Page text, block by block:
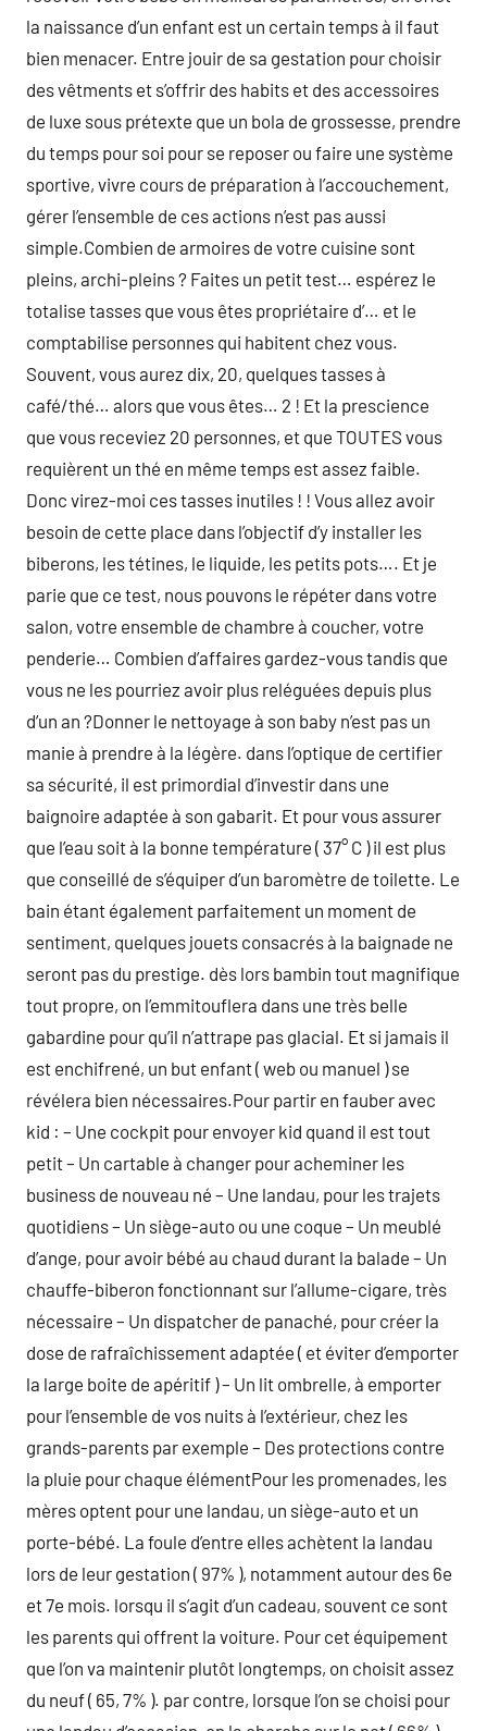
la naissance d’un enfant est un certain temps à il faut
bien menacer. Entre jouir de sa gestation pour choisir
des vêtments et s’offrir des habits et des accessoires
de luxe sous prétexte que un bola de grossesse, prendre
du temps pour soi pour se reposer ou faire une système
sportive, vivre cours de préparation à l’accouchement,
gérer l’ensemble de ces actions n’est pas aussi
simple.Combien de armoires de votre cuisine sont
pleins, archi-pleins ? Faites un petit test… espérez le
totalise tasses que vous êtes propriétaire d’… et le
comptabilise personnes qui habitent chez vous.
Souvent, vous aurez dix, 20, quelques tasses à
café/thé… alors que vous êtes… 2 ! Et la prescience
que vous receviez 20 personnes, et que TOUTES vous
requièrent un thé en même temps est assez faible.
Donc virez-moi ces tasses inutiles ! ! Vous allez avoir
besoin de cette place dans l’objectif d’y installer les
biberons, les tétines, le liquide, les petits pots…. Et je
parie que ce test, nous pouvons le répéter dans votre
salon, votre ensemble de chambre à coucher, votre
penderie… Combien d’affaires gardez-vous tandis que
vous ne les pourriez avoir plus reléguées depuis plus
d’un an ?Donner le nettoyage à son baby n’est pas un
manie à prendre à la légère. dans l’optique de certifier
sa sécurité, il est primordial d’investir dans une
baignoire adaptée à son gabarit. Et pour vous assurer
que l’eau soit à la bonne température ( 37° C ) il est plus
que conseillé de s’équiper d’un baromètre de toilette. Le
bain étant également parfaitement un moment de
sentiment, quelques jouets consacrés à la baignade ne
seront pas du prestige. dès lors bambin tout magnifique
tout propre, on l’emmitouflera dans une très belle
gabardine pour qu’il n’attrape pas glacial. Et si jamais il
est enchifrené, un but enfant ( web ou manuel ) se
révélera bien nécessaires.Pour partir en fauber avec
kid : – Une cockpit pour envoyer kid quand il est tout
petit – Un cartable à changer pour acheminer les
business de nouveau né – Une landau, pour les trajets
quotidiens – Un siège-auto ou une coque – Un meublé
d’ange, pour avoir bébé au chaud durant la balade – Un
chauffe-biberon fonctionnant sur l’allume-cigare, très
nécessaire – Un dispatcher de panaché, pour créer la
dose de rafraîchissement adaptée ( et éviter d’emporter
la large boite de apéritif ) – Un lit ombrelle, à emporter
pour l’ensemble de vos nuits à l’extérieur, chez les
grands-parents par exemple – Des protections contre
la pluie pour chaque élémentPour les promenades, les
mères optent pour une landau, un siège-auto et un
porte-bébé. La foule d’entre elles achètent la landau
lors de leur gestation ( 97% ), notamment autour des 6e
et 7e mois. lorsqu il s’agit d’un cadeau, souvent ce sont
les parents qui offrent la voiture. Pour cet équipement
que l’on va maintenir plutôt longtemps, on choisit assez
du neuf ( 65, 7% ). par contre, lorsque l’on se choisi pour